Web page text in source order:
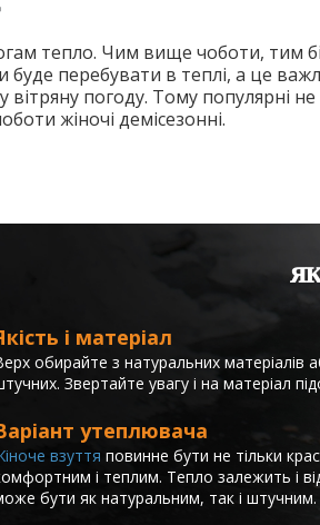
тепло. Чим вище чоботи, тим
буде перебувати в теплі, а це
вітряну погоду. Тому популярні не
жіночі демісезонні.
і матеріал
обирайте з натуральних матеріалів
Звертайте увагу і на матеріал
утеплювача
взуття повинне бути не тільки
і теплим. Тепло залежить і
бути як натуральним, так і штучним.